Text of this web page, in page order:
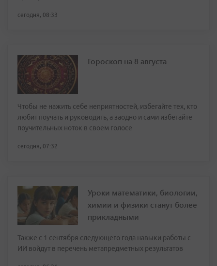
сегодня, 08:33
Гороскоп на 8 августа
Чтобы не нажить себе неприятностей, избегайте тех, кто
любит поучать и руководить, а заодно и сами избегайте
поучительных ноток в своем голосе
сегодня, 07:32
Уроки математики, биологии,
химии и физики станут более
прикладными
Также с 1 сентября следующего года навыки работы с
ИИ войдут в перечень метапредметных результатов